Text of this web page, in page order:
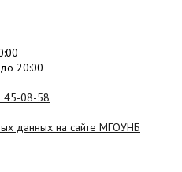
20:00
45-08-58
данных на сайте МГОУНБ